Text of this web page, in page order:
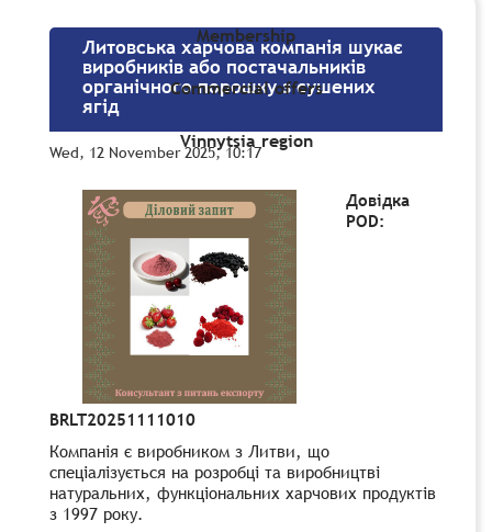
Membership
Commercial offers
Vinnytsia region
Литовська харчова компанія шукає
виробників або постачальників
органічного порошку з сушених
ягід
Wed, 12 November 2025, 10:17
Довідка
POD:
BRLT20251111010
Компанія є виробником з Литви, що
спеціалізується на розробці та виробництві
натуральних, функціональних харчових продуктів
з 1997 року.